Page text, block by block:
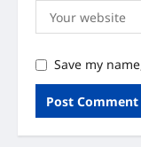
Save my